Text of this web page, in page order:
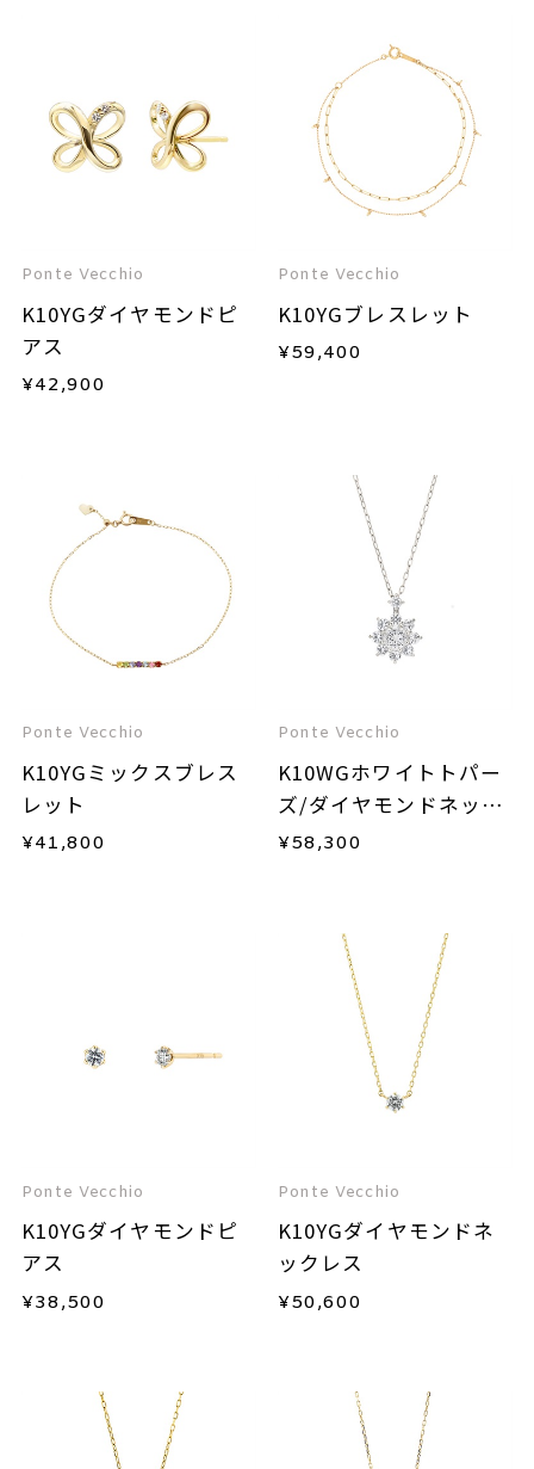
Ponte Vecchio
K10YGダイヤモンドピ
アス
¥42,900
Ponte Vecchio
K10YGブレスレット
¥59,400
Ponte Vecchio
K10YGミックスブレス
レット
¥41,800
Ponte Vecchio
K10WGホワイトトパー
ズ/ダイヤモンドネック
レス
¥58,300
Ponte Vecchio
K10YGダイヤモンドピ
アス
¥38,500
Ponte Vecchio
K10YGダイヤモンドネ
ックレス
¥50,600